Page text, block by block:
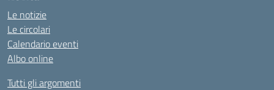
Le notizie
Le circolari
Calendario eventi
Albo online
Tutti gli argomenti